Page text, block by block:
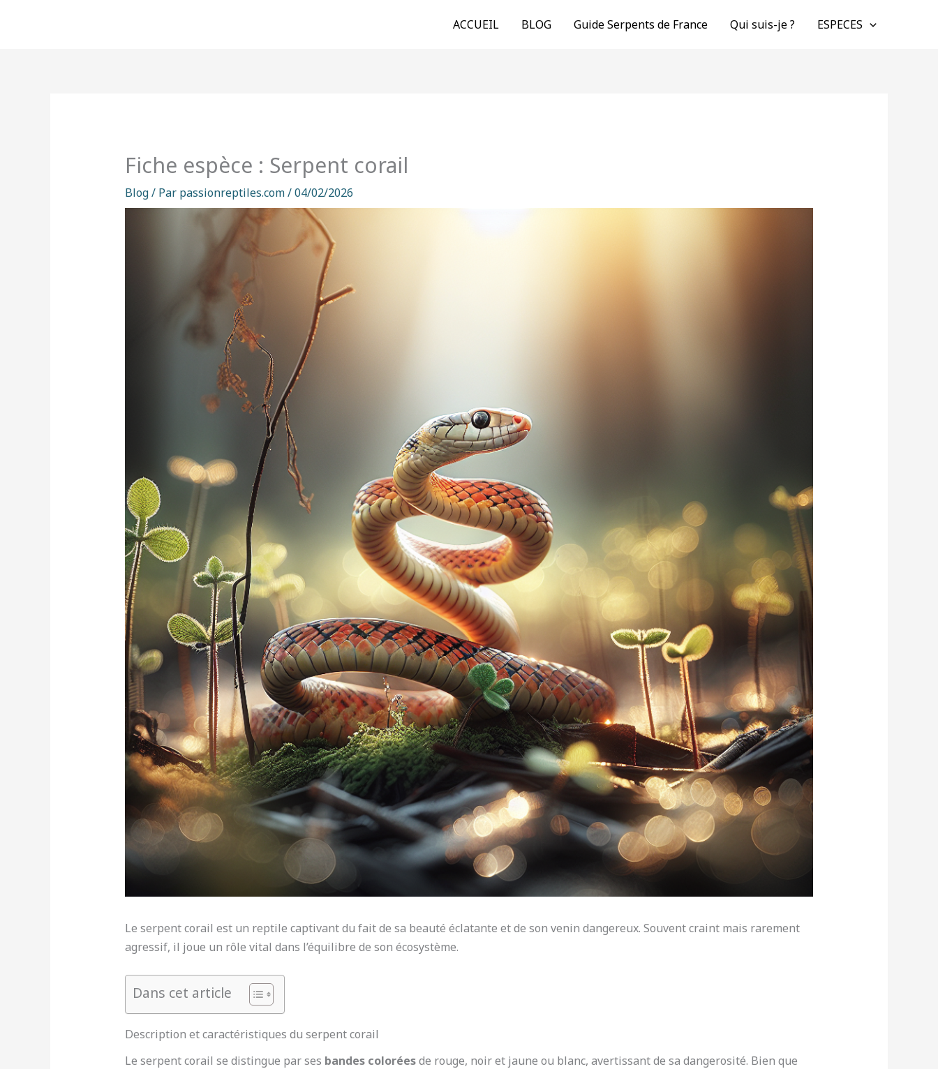
ACCUEIL BLOG Guide Serpents de France Qui suis-je ? ESPECES
Fiche espèce : Serpent corail
Blog/ Par passionreptiles.com/04/02/2026
Le serpent corail est un reptile captivant du fait de sa beauté éclatante et de son venin dangereux. Souvent craint mais rarement
agressif, il joue un rôle vital dans l’équilibre de son écosystème.
Dans cet article
Description et caractéristiques du serpent corail
Le serpent corail se distingue par ses bandes coloréesde rouge, noir et jaune ou blanc, avertissant de sa dangerosité. Bien que